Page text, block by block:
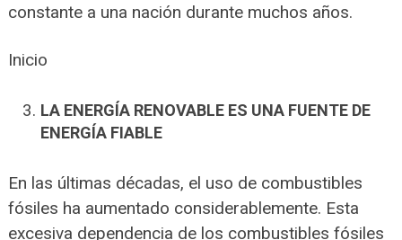
constante a una nación durante muchos años.
Inicio
LA ENERGÍA RENOVABLE ES UNA FUENTE DE
ENERGÍA FIABLE
En las últimas décadas, el uso de combustibles
fósiles ha aumentado considerablemente. Esta
excesiva dependencia de los combustibles fósiles